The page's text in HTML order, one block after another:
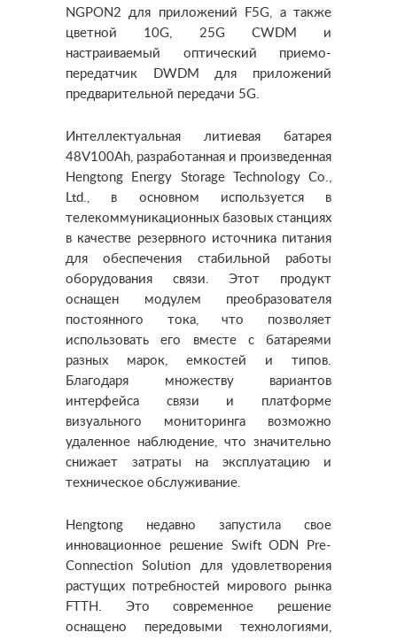
NGPON2 для приложений F5G, а также
цветной 10G, 25G CWDM и
настраиваемый оптический приемо-
передатчик DWDM для приложений
предварительной передачи 5G.
Интеллектуальная литиевая батарея
48V100Ah, разработанная и произведенная
Hengtong Energy Storage Technology Co.,
Ltd., в основном используется в
телекоммуникационных базовых станциях
в качестве резервного источника питания
для обеспечения стабильной работы
оборудования связи. Этот продукт
оснащен модулем преобразователя
постоянного тока, что позволяет
использовать его вместе с батареями
разных марок, емкостей и типов.
Благодаря множеству вариантов
интерфейса связи и платформе
визуального мониторинга возможно
удаленное наблюдение, что значительно
снижает затраты на эксплуатацию и
техническое обслуживание.
Hengtong недавно запустила свое
инновационное решение Swift ODN Pre-
Connection Solution для удовлетворения
растущих потребностей мирового рынка
FTTH. Это современное решение
оснащено передовыми технологиями,